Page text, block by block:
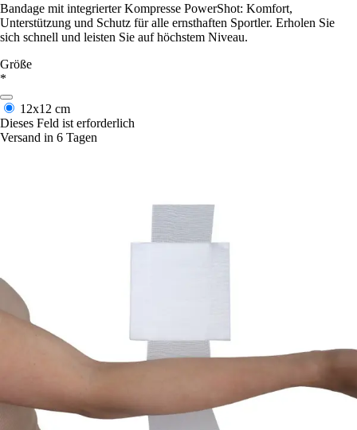
Bandage mit integrierter Kompresse PowerShot: Komfort,
Unterstützung und Schutz für alle ernsthaften Sportler. Erholen Sie
sich schnell und leisten Sie auf höchstem Niveau.
Größe
*
12x12 cm
Dieses Feld ist erforderlich
Versand in 6 Tagen